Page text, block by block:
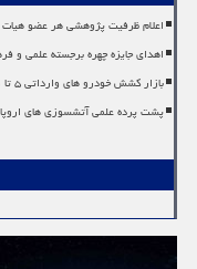
اعلام ظرفیت پژوهشی هر عضو هیات
اهدای جایزه چهره برجسته علمی و
بازار کشش خودرو های وارداتی ۵ تا ۱۰ میلیارد تومانی را ندارد
پشت پرده علمی آتشسوزی های اروپا